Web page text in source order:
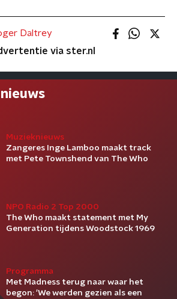
Daltrey
via ster.nl
Muzieknieuws
Zangeres Inge Lamboo maakt track
met Pete Townshend van The Who
NPO Radio 2 Top 2000
The Who maakt statement met My
Generation tijdens Woodstock 1969
Programma
Met Madness terug naar waar het
begon: 'We werden gezien als een